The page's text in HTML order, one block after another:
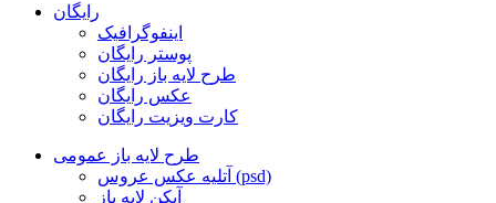
رایگان
اینفوگرافیک
پوستر رایگان
طرح لایه باز رایگان
عکس رایگان
کارت ویزیت رایگان
طرح لایه باز عمومی
آتلیه عکس عروس (psd)
آیکن لایه باز